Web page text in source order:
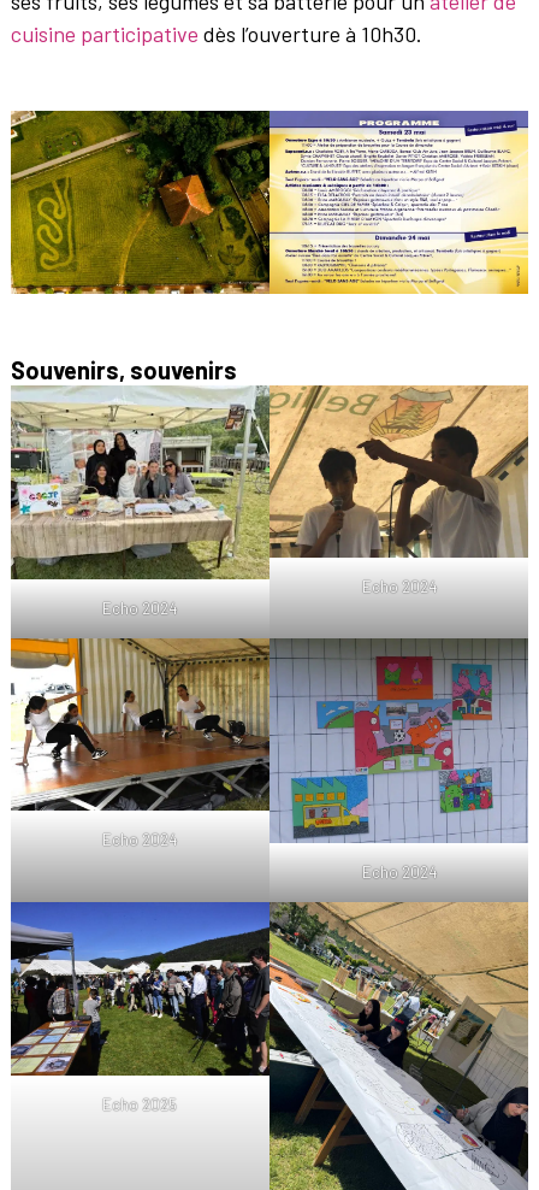
cuisine participative dès l’ouverture à 10h30.
Souvenirs, souvenirs
Echo 2024
Echo 2024
Echo 2024
Echo 2024
Echo 2025